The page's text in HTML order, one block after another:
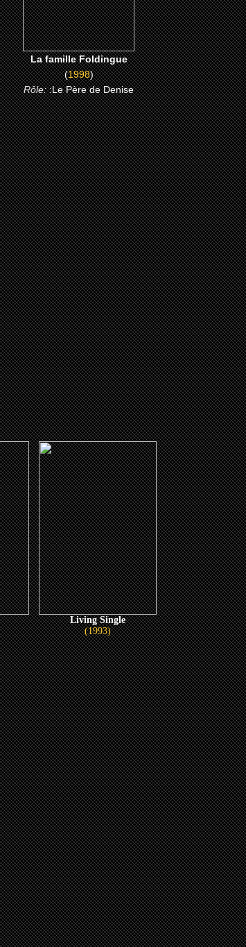
La famille Foldingue
(1998)
Rôle::Le Père de Denise
Living Single
(1993)